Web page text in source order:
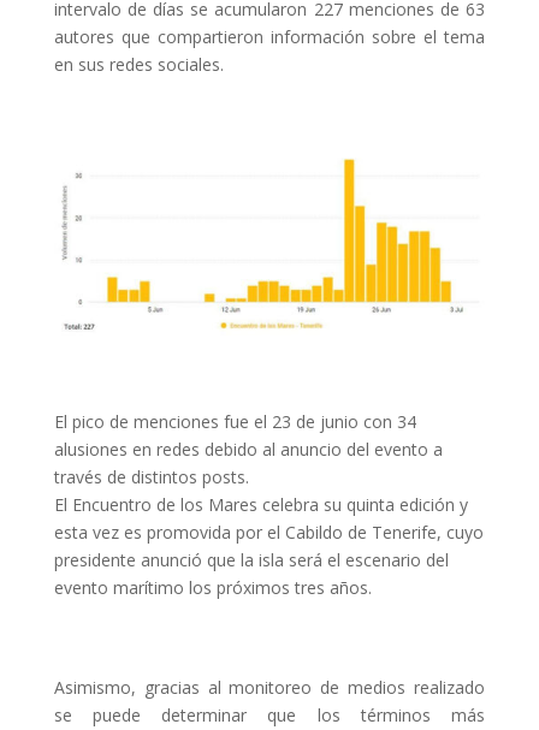
intervalo de días se acumularon 227 menciones de 63
autores que compartieron información sobre el tema
en sus redes sociales.
El pico de menciones fue el 23 de junio con 34
alusiones en redes debido al anuncio del evento a
través de distintos posts.
El Encuentro de los Mares celebra su quinta edición y
esta vez es promovida por el Cabildo de Tenerife, cuyo
presidente anunció que la isla será el escenario del
evento marítimo los próximos tres años.
Asimismo, gracias al monitoreo de medios realizado
se puede determinar que los términos más